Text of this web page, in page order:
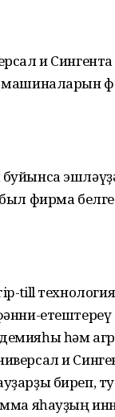
и
фирма
till
һәм
и
биреп,
яһауҙың